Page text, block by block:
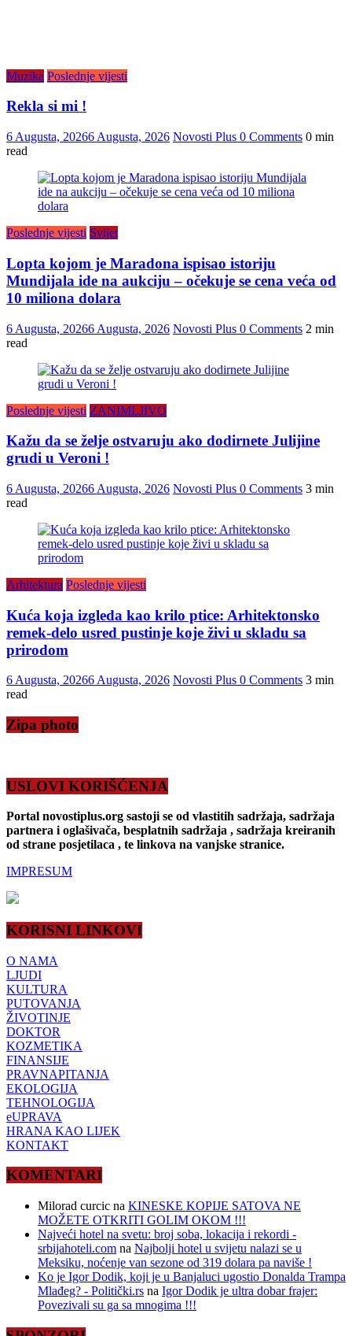
Muzika Poslednje vijesti
Rekla si mi !
6 Augusta, 20266 Augusta, 2026 Novosti Plus 0 Comments 0 min
read
Poslednje vijesti Svijet
Lopta kojom je Maradona ispisao istoriju
Mundijala ide na aukciju – očekuje se cena veća od
10 miliona dolara
6 Augusta, 20266 Augusta, 2026 Novosti Plus 0 Comments 2 min
read
Poslednje vijesti ZANIMLJIVO
Kažu da se želje ostvaruju ako dodirnete Julijine
grudi u Veroni !
6 Augusta, 20266 Augusta, 2026 Novosti Plus 0 Comments 3 min
read
Arhitektura Poslednje vijesti
Kuća koja izgleda kao krilo ptice: Arhitektonsko
remek-delo usred pustinje koje živi u skladu sa
prirodom
6 Augusta, 20266 Augusta, 2026 Novosti Plus 0 Comments 3 min
read
Zipa photo
USLOVI KORIŠĆENJA
Portal novostiplus.org sastoji se od vlastitih sadržaja, sadržaja
partnera i oglašivača, besplatnih sadržaja , sadržaja kreiranih
od strane posjetilaca , te linkova na vanjske stranice.
IMPRESUM
KORISNI LINKOVI
O NAMA
LJUDI
KULTURA
PUTOVANJA
ŽIVOTINJE
DOKTOR
KOZMETIKA
FINANSIJE
PRAVNAPITANJA
EKOLOGIJA
TEHNOLOGIJA
eUPRAVA
HRANA KAO LIJEK
KONTAKT
KOMENTARI
Milorad curcic na KINESKE KOPIJE SATOVA NE
MOŽETE OTKRITI GOLIM OKOM !!!
Najveći hotel na svetu: broj soba, lokacija i rekordi -
srbijahoteli.com na Najbolji hotel u svijetu nalazi se u
Meksiku, noćenje van sezone od 319 dolara pa naviše !
Ko je Igor Dodik, koji je u Banjaluci ugostio Donalda Trampa
Mlađeg? - Politički.rs na Igor Dodik je ultra dobar frajer:
Povezivali su ga sa mnogima !!!